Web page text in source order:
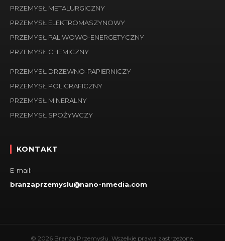
PRZEMYSŁ METALURGICZNY
PRZEMYSŁ ELEKTROMASZYNOWY
PRZEMYSŁ PALIWOWO-ENERGETYCZNY
PRZEMYSŁ CHEMICZNY
PRZEMYSŁ DRZEWNO-PAPIERNICZY
PRZEMYSŁ POLIGRAFICZNY
PRZEMYSŁ MINERALNY
PRZEMYSŁ SPOŻYWCZY
KONTAKT
E-mail:
branzaprzemyslu@nano-nmedia.com
© 2026 Branża Przemysłu. Wszelkie prawa zastrzeżone.